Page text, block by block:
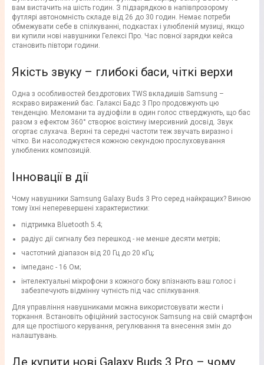
вам вистачить на шість годин. З підзарядкою в напівпрозорому
футлярі автономність складе від 26 до 30 годин. Немає потреби
обмежувати себе в спілкуванні, подкастах і улюбленій музиці, якщо
ви купили нові навушники Гелексі Про. Час повної зарядки кейса
становить півтори години.
Якість звуку – глибокі баси, чіткі верхи
Одна з особливостей бездротових TWS вкладишів Samsung –
яскраво виражений бас. Галаксі Бадс 3 Про продовжують цю
тенденцію. Меломани та аудіофіли в один голос стверджують, що бас
разом з ефектом 360° створює воістину імерсивний досвід. Звук
огортає слухача. Верхні та середні частоти теж звучать виразно і
чітко. Ви насолоджуєтеся кожною секундою прослуховування
улюблених композицій.
Інновації в дії
Чому навушники Samsung Galaxy Buds 3 Pro серед найкращих? Виною
тому їхні неперевершені характеристики:
підтримка Bluetooth 5.4;
радіус дії сигналу без перешкод - не менше десяти метрів;
частотний діапазон від 20 Гц до 20 кГц;
імпеданс - 16 Ом;
інтелектуальні мікрофони з кожного боку впізнають ваш голос і
забезпечують відмінну чутність під час спілкування.
Для управління навушниками можна використовувати жести і
торкання. Встановіть офіційний застосунок Samsung на свій смартфон
для ще простішого керування, регулювання та внесення змін до
налаштувань.
Де купити нові Galaxy Buds 3 Pro – чому